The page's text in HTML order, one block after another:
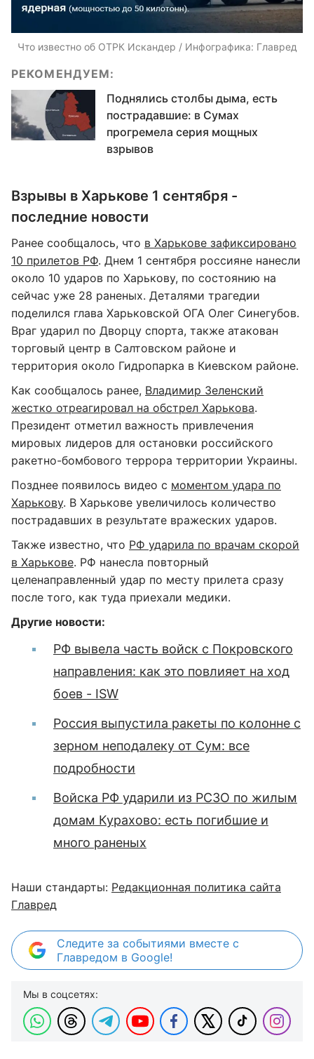
Что известно об ОТРК Искандер / Инфографика: Главред
РЕКОМЕНДУЕМ:
Поднялись столбы дыма, есть
пострадавшие: в Сумах
прогремела серия мощных
взрывов
Взрывы в Харькове 1 сентября -
последние новости
Ранее сообщалось, что в Харькове зафиксировано
10 прилетов РФ. Днем 1 сентября россияне нанесли
около 10 ударов по Харькову, по состоянию на
сейчас уже 28 раненых. Деталями трагедии
поделился глава Харьковской ОГА Олег Синегубов.
Враг ударил по Дворцу спорта, также атакован
торговый центр в Салтовском районе и
территория около Гидропарка в Киевском районе.
Как сообщалось ранее, Владимир Зеленский
жестко отреагировал на обстрел Харькова.
Президент отметил важность привлечения
мировых лидеров для остановки российского
ракетно-бомбового террора территории Украины.
Позднее появилось видео с моментом удара по
Харькову. В Харькове увеличилось количество
пострадавших в результате вражеских ударов.
Также известно, что РФ ударила по врачам скорой
в Харькове. РФ нанесла повторный
целенаправленный удар по месту прилета сразу
после того, как туда приехали медики.
Другие новости:
РФ вывела часть войск с Покровского
направления: как это повлияет на ход
боев - ISW
Россия выпустила ракеты по колонне с
зерном неподалеку от Сум: все
подробности
Войска РФ ударили из РСЗО по жилым
домам Курахово: есть погибшие и
много раненых
Наши стандарты: Редакционная политика сайта
Главред
Следите за событиями вместе с
Главредом в Google!
Мы в соцсетях: